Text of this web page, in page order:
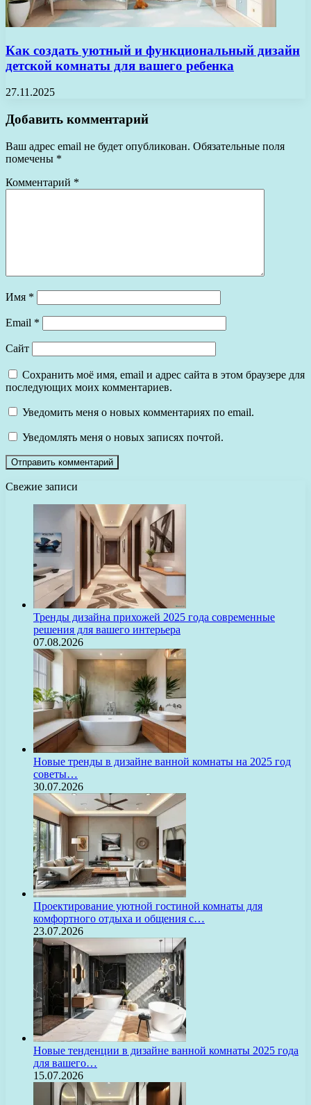
Как создать уютный и функциональный дизайн
детской комнаты для вашего ребенка
27.11.2025
Добавить комментарий
Ваш адрес email не будет опубликован. Обязательные поля
помечены *
Комментарий *
Имя *
Email *
Сайт
Сохранить моё имя, email и адрес сайта в этом браузере для
последующих моих комментариев.
Уведомить меня о новых комментариях по email.
Уведомлять меня о новых записях почтой.
Свежие записи
Тренды дизайна прихожей 2025 года современные
решения для вашего интерьера
07.08.2026
Новые тренды в дизайне ванной комнаты на 2025 год
советы…
30.07.2026
Проектирование уютной гостиной комнаты для
комфортного отдыха и общения с…
23.07.2026
Новые тенденции в дизайне ванной комнаты 2025 года
для вашего…
15.07.2026